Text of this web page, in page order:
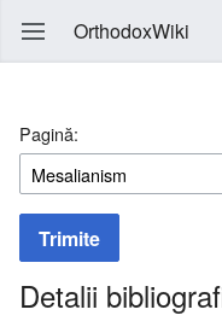
OrthodoxWiki
Pagină:
Trimite
Detalii